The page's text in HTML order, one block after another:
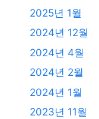
2025년 1월
2024년 12월
2024년 4월
2024년 2월
2024년 1월
2023년 11월